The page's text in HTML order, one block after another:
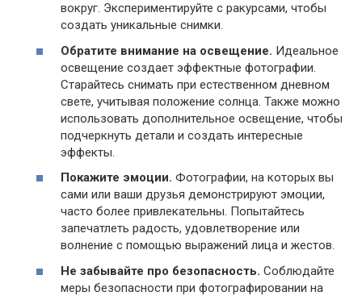
вокруг. Экспериментируйте с ракурсами, чтобы
создать уникальные снимки.
Обратите внимание на освещение. Идеальное
освещение создает эффектные фотографии.
Старайтесь снимать при естественном дневном
свете, учитывая положение солнца. Также можно
использовать дополнительное освещение, чтобы
подчеркнуть детали и создать интересные
эффекты.
Покажите эмоции. Фотографии, на которых вы
сами или ваши друзья демонстрируют эмоции,
часто более привлекательны. Попытайтесь
запечатлеть радость, удовлетворение или
волнение с помощью выражений лица и жестов.
Не забывайте про безопасность. Соблюдайте
меры безопасности при фотографировании на